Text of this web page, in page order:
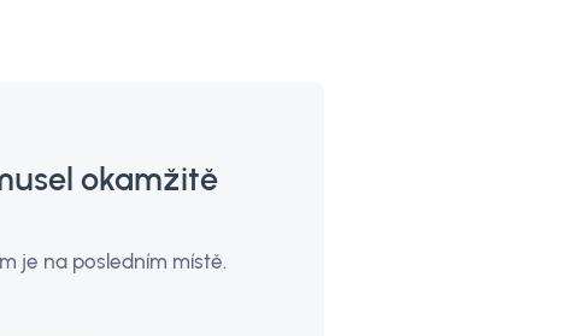
okamžitě
je na posledním místě.